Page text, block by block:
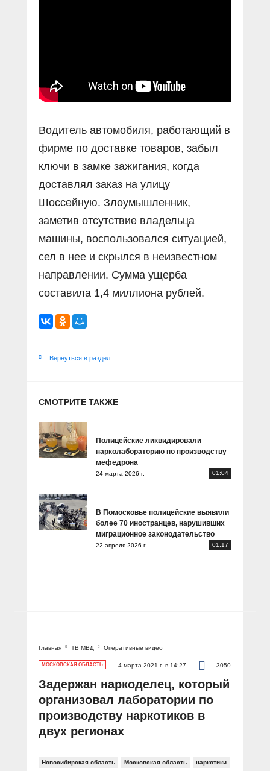
Водитель автомобиля, работающий в
фирме по доставке товаров, забыл
ключи в замке зажигания, когда
доставлял заказ на улицу
Шоссейную. Злоумышленник,
заметив отсутствие владельца
машины, воспользовался ситуацией,
сел в нее и скрылся в неизвестном
направлении. Сумма ущерба
составила 1,4 миллиона рублей.
Вернуться в раздел
СМОТРИТЕ ТАКЖЕ
Полицейские ликвидировали
нарколабораторию по производству
мефедрона
24 марта 2026 г. 01:04
В Помосковье полицейские выявили
более 70 иностранцев, нарушивших
миграционное законодательство
22 апреля 2026 г. 01:17
Главная ТВ МВД Оперативные видео
МОСКОВСКАЯ ОБЛАСТЬ 4 марта 2021 г. в 14:27 3050
Задержан наркоделец, который
организовал лаборатории по
производству наркотиков в
двух регионах
Новосибирская область Московская область наркотики